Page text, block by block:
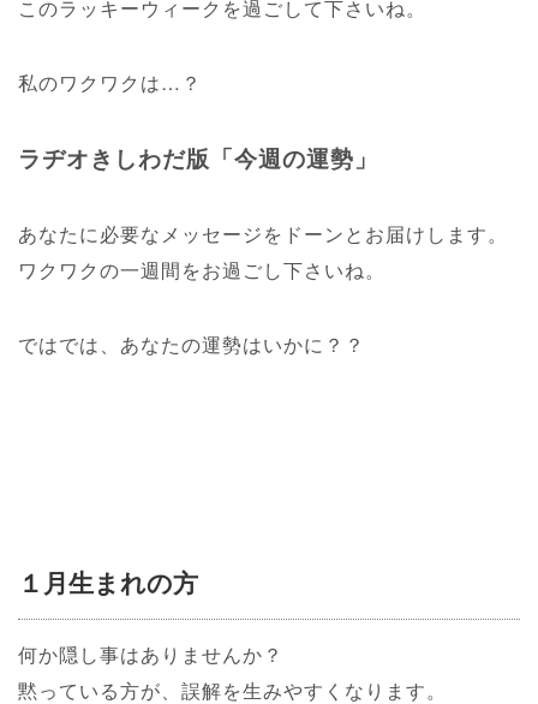
このラッキーウィークを過ごして下さいね。
私のワクワクは…？
ラヂオきしわだ版「今週の運勢」
あなたに必要なメッセージをドーンとお届けします。
ワクワクの一週間をお過ごし下さいね。
ではでは、あなたの運勢はいかに？？
１月生まれの方
何か隠し事はありませんか？
黙っている方が、誤解を生みやすくなります。